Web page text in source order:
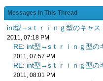
}
Messages In This Thread
int型→sｔｒｉｎｇ型のキャス
2011, 07:18 PM
RE: int型→sｔｒｉｎｇ型の
2011, 07:57 PM
RE: int型→sｔｒｉｎｇ型の
2011, 08:01 PM